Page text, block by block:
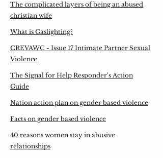
The complicated layers of being an abused
christian wife
What is Gaslighting?
CREVAWC - Issue 17 Intimate Partner Sexual
Violence
The Signal for Help Responder's Action
Guide
Nation action plan on gender based violence
Facts on gender based violence
40 reasons women stay in abusive
relationships